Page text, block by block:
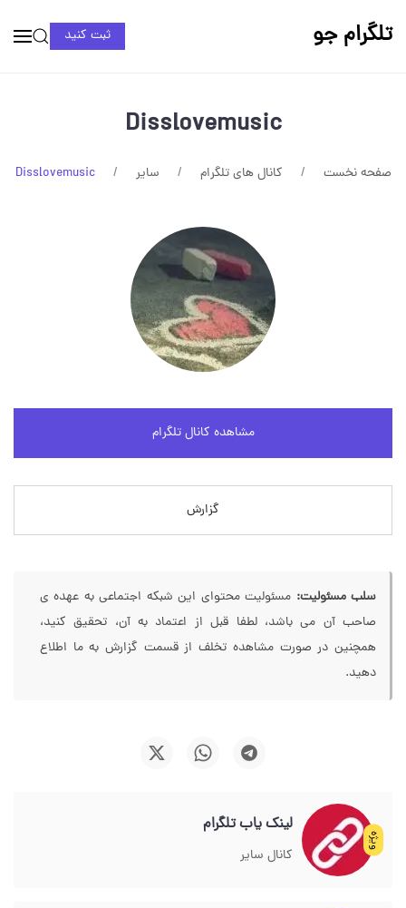
تلگرام جو ثبت کنید
Disslovemusic
صفحه نخست کانال های تلگرام سایر Disslovemusic
مشاهده کانال تلگرام
گزارش
سلب مسئولیت: مسئولیت محتوای این شبکه اجتماعی به عهده ی
صاحب آن می باشد، لطفا قبل از اعتماد به آن، تحقیق کنید،
همچنین در صورت مشاهده تخلف از قسمت گزارش به ما اطلاع
دهید.
ویژه
لینک یاب تلگرام
کانال سایر